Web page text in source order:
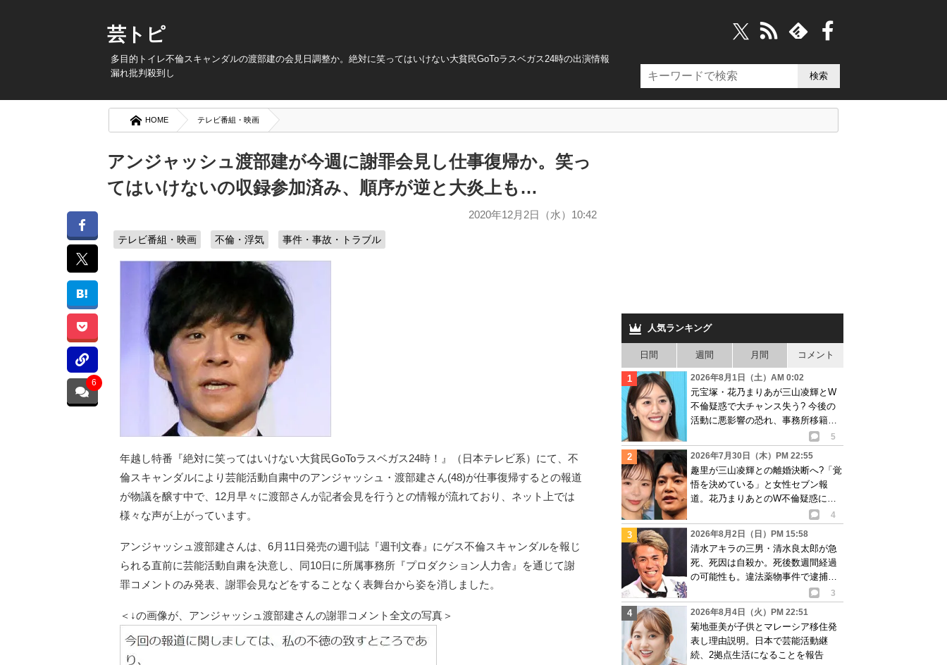
芸トピ
多目的トイレ不倫スキャンダルの渡部建の会見日調整か。絶対に笑ってはいけない大貧民GoToラスベガス24時の出演情報
漏れ批判殺到し
HOME テレビ番組・映画
アンジャッシュ渡部建が今週に謝罪会見し仕事復帰か。笑っ
てはいけないの収録参加済み、順序が逆と大炎上も…
2020年12月2日（水）10:42
テレビ番組・映画 不倫・浮気 事件・事故・トラブル
6
年越し特番『絶対に笑ってはいけない大貧民GoToラスベガス24時！』（日本テレビ系）にて、不
倫スキャンダルにより芸能活動自粛中のアンジャッシュ・渡部建さん(48)が仕事復帰するとの報道
が物議を醸す中で、12月早々に渡部さんが記者会見を行うとの情報が流れており、ネット上では
様々な声が上がっています。
アンジャッシュ渡部建さんは、6月11日発売の週刊誌『週刊文春』にゲス不倫スキャンダルを報じ
られる直前に芸能活動自粛を決意し、同10日に所属事務所『プロダクション人力舎』を通じて謝
罪コメントのみ発表、謝罪会見などをすることなく表舞台から姿を消しました。
＜↓の画像が、アンジャッシュ渡部建さんの謝罪コメント全文の写真＞
人気ランキング
日間 週間 月間 コメント
2026年8月1日（土）AM 0:02
元宝塚・花乃まりあが三山凌輝とW
不倫疑惑で大チャンス失う? 今後の
活動に悪影響の恐れ、事務所移籍が
5
2026年7月30日（木）PM 22:55
趣里が三山凌輝との離婚決断へ?「覚
悟を決めている」と女性セブン報
道。花乃まりあとのW不倫疑惑に水
4
2026年8月2日（日）PM 15:58
清水アキラの三男・清水良太郎が急
死、死因は自殺か。死後数週間経過
の可能性も。違法薬物事件で逮捕、
3
2026年8月4日（火）PM 22:51
菊地亜美が子供とマレーシア移住発
表し理由説明。日本で芸能活動継
続、2拠点生活になることを報告